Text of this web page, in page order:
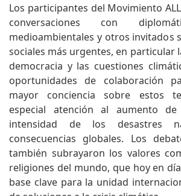
Los participantes del Movimiento
conversaciones con
medioambientales y otros invitados
sociales más urgentes, en particular
democracia y las cuestiones
oportunidades de colaboración
mayor conciencia sobre estos
especial atención al aumento
intensidad de los desastres
consecuencias globales. Los
también subrayaron los valores
religiones del mundo, que hoy en
base clave para la unidad